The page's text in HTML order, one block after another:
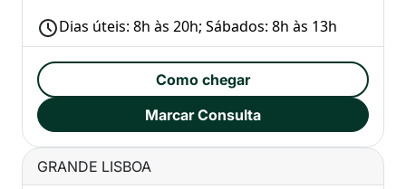
Dias úteis: 8h às 20h; Sábados: 8h às 13h
Como chegar
Marcar Consulta
GRANDE LISBOA